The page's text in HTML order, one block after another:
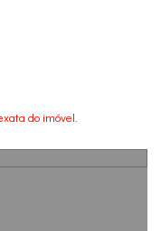
do imóvel.